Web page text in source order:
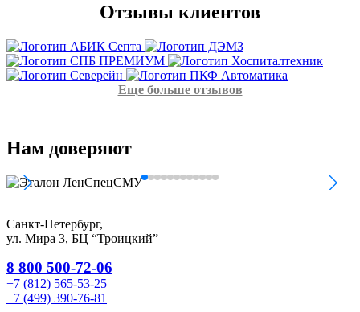
Отзывы клиентов
Еще больше отзывов
Нам доверяют
Санкт-Петербург,
ул. Мира 3, БЦ “Троицкий”
8 800 500-72-06
+7 (812) 565-53-25
+7 (499) 390-76-81